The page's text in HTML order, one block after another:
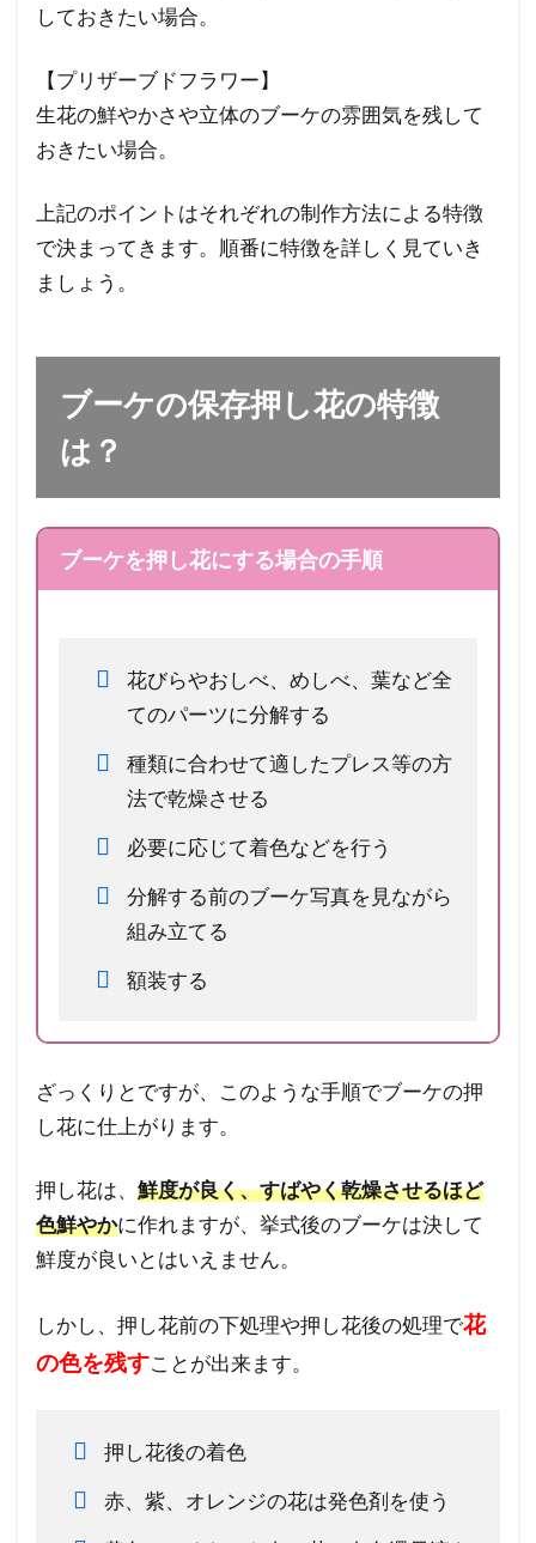
しておきたい場合。
【プリザーブドフラワー】
生花の鮮やかさや立体のブーケの雰囲気を残して
おきたい場合。
上記のポイントはそれぞれの制作方法による特徴
で決まってきます。順番に特徴を詳しく見ていき
ましょう。
ブーケの保存押し花の特徴
は？
ブーケを押し花にする場合の手順
花びらやおしべ、めしべ、葉など全
てのパーツに分解する
種類に合わせて適したプレス等の方
法で乾燥させる
必要に応じて着色などを行う
分解する前のブーケ写真を見ながら
組み立てる
額装する
ざっくりとですが、このような手順でブーケの押
し花に仕上がります。
押し花は、 鮮度が良く、すばやく乾燥させるほど
色鮮やかに作れますが、挙式後のブーケは決して
鮮度が良いとはいえません。
しかし、押し花前の下処理や押し花後の処理で花
の色を残すことが出来ます。
押し花後の着色
赤、紫、オレンジの花は発色剤を使う